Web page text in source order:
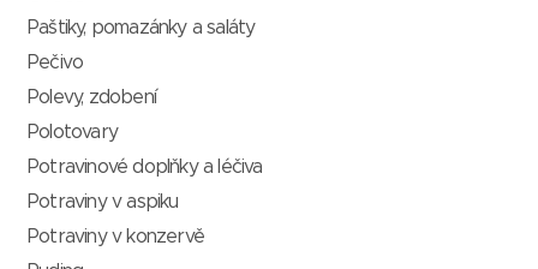
Paštiky, pomazánky a saláty
Pečivo
Polevy, zdobení
Polotovary
Potravinové doplňky a léčiva
Potraviny v aspiku
Potraviny v konzervě